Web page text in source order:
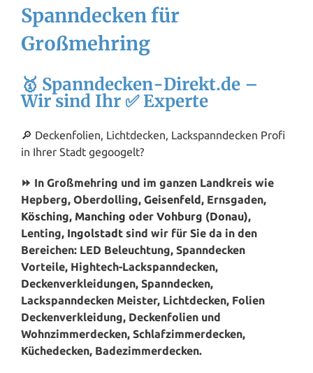
Spanndecken für
Großmehring
🥇 Spanndecken-Direkt.de –
Wir sind Ihr ✅ Experte
🔎 Deckenfolien, Lichtdecken, Lackspanndecken Profi
in Ihrer Stadt gegoogelt?
⏩ In Großmehring und im ganzen Landkreis wie
Hepberg, Oberdolling, Geisenfeld, Ernsgaden,
Kösching, Manching oder Vohburg (Donau),
Lenting, Ingolstadt sind wir für Sie da in den
Bereichen: LED Beleuchtung, Spanndecken
Vorteile, Hightech-Lackspanndecken,
Deckenverkleidungen, Spanndecken,
Lackspanndecken Meister, Lichtdecken, Folien
Deckenverkleidung, Deckenfolien und
Wohnzimmerdecken, Schlafzimmerdecken,
Küchedecken, Badezimmerdecken.